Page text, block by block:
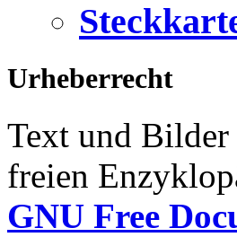
Urheberrecht
Text und Bilder
freien
GNU Free